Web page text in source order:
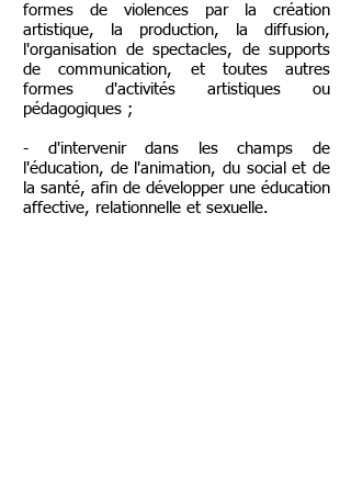
formes de violences par la création
artistique, la production, la diffusion,
l'organisation de spectacles, de supports
de communication, et toutes autres
formes d'activités artistiques ou
pédagogiques ;
- d'intervenir dans les champs de
l'éducation, de l'animation, du social et de
la santé, afin de développer une éducation
affective, relationnelle et sexuelle.